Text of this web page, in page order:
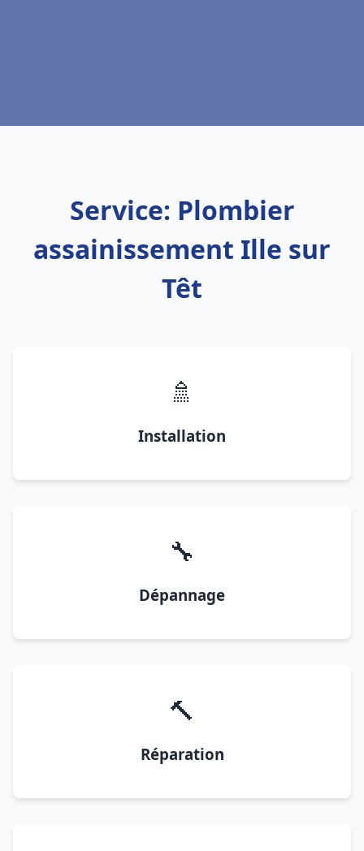
Service: Plombier
assainissement Ille sur
Têt
🚿
Installation
🔧
Dépannage
🔨
Réparation